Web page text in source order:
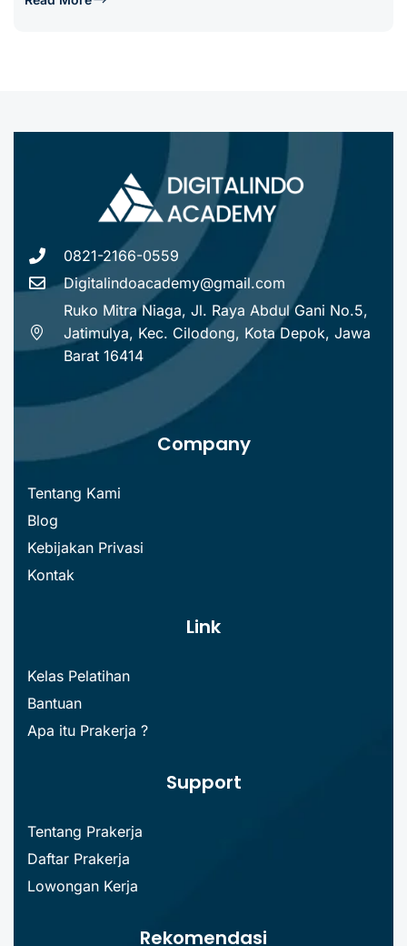
0821-2166-0559
Digitalindoacademy@gmail.com
Ruko Mitra Niaga, Jl. Raya Abdul Gani No.5,
Jatimulya, Kec. Cilodong, Kota Depok, Jawa
Barat 16414
Company
Tentang Kami
Blog
Kebijakan Privasi
Kontak
Link
Kelas Pelatihan
Bantuan
Apa itu Prakerja ?
Support
Tentang Prakerja
Daftar Prakerja
Lowongan Kerja
Rekomendasi